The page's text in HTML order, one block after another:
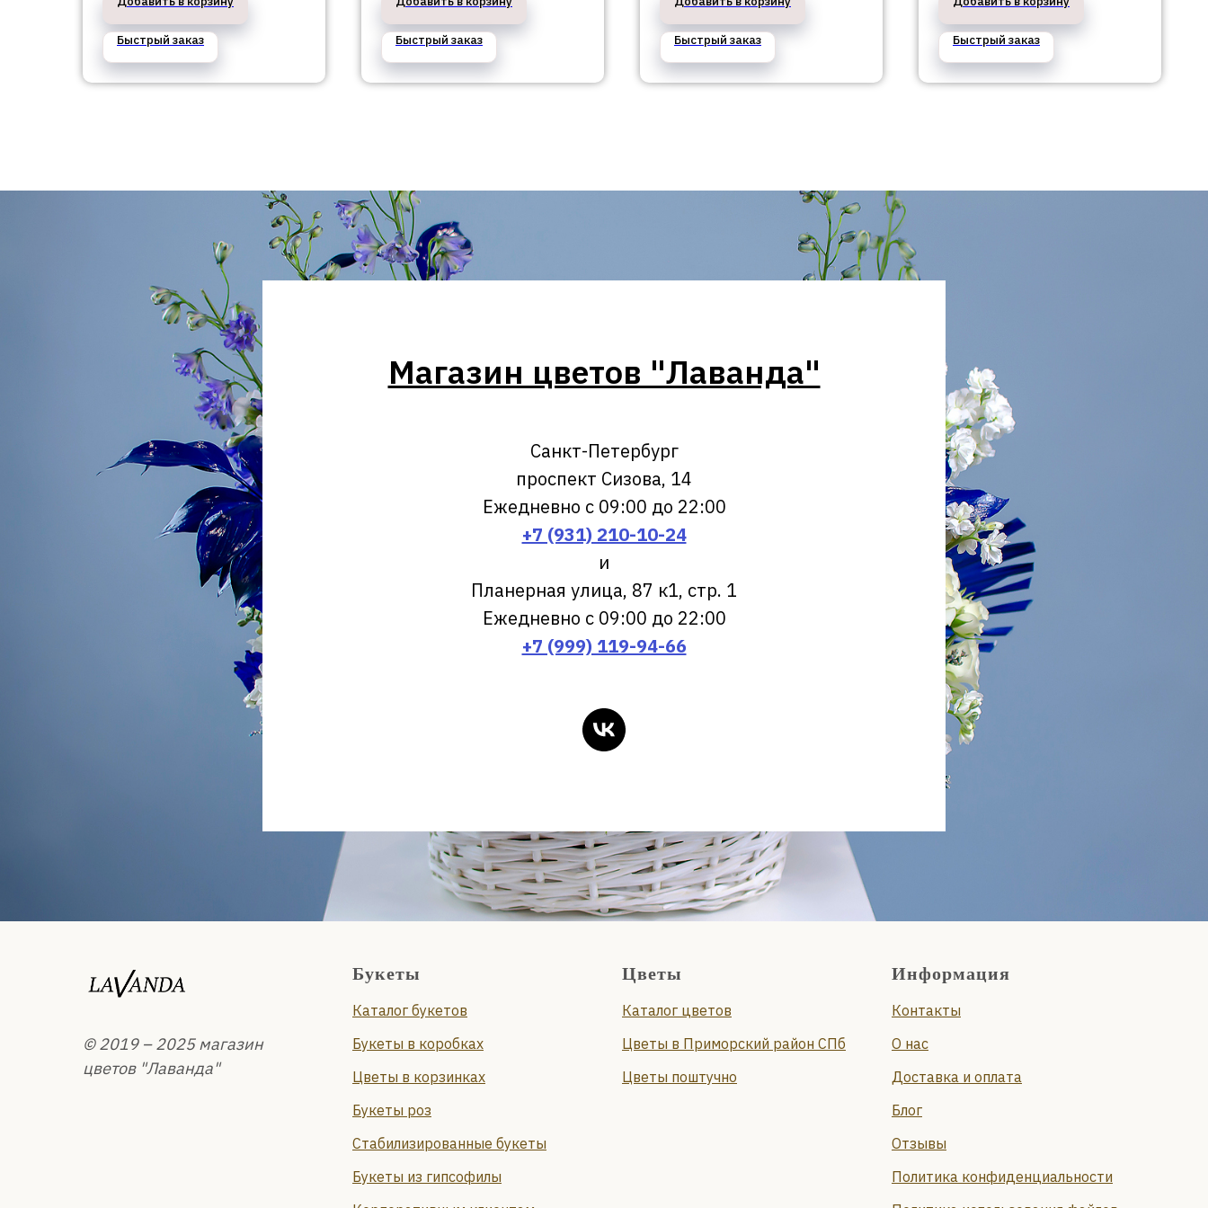
Быстрый заказ Быстрый заказ Быстрый заказ Быстрый заказ
Магазин цветов "Лаванда"
Санкт-Петербург
проспект Сизова, 14
Ежедневно с 09:00 до 22:00
+7 (931) 210-10-24
и
Планерная улица, 87 к1, стр. 1
Ежедневно с 09:00 до 22:00
+7 (999) 119-94-66
© 2019 – 2025 магазин
цветов "Лаванда"
Букеты
Каталог букетов
Букеты в коробках
Цветы в корзинках
Букеты роз
Стабилизированные букеты
Букеты из гипсофилы
Цветы
Каталог цветов
Цветы в Приморский район СПб
Цветы поштучно
Информация
Контакты
О нас
Доставка и оплата
Блог
Отзывы
Политика конфиденциальности